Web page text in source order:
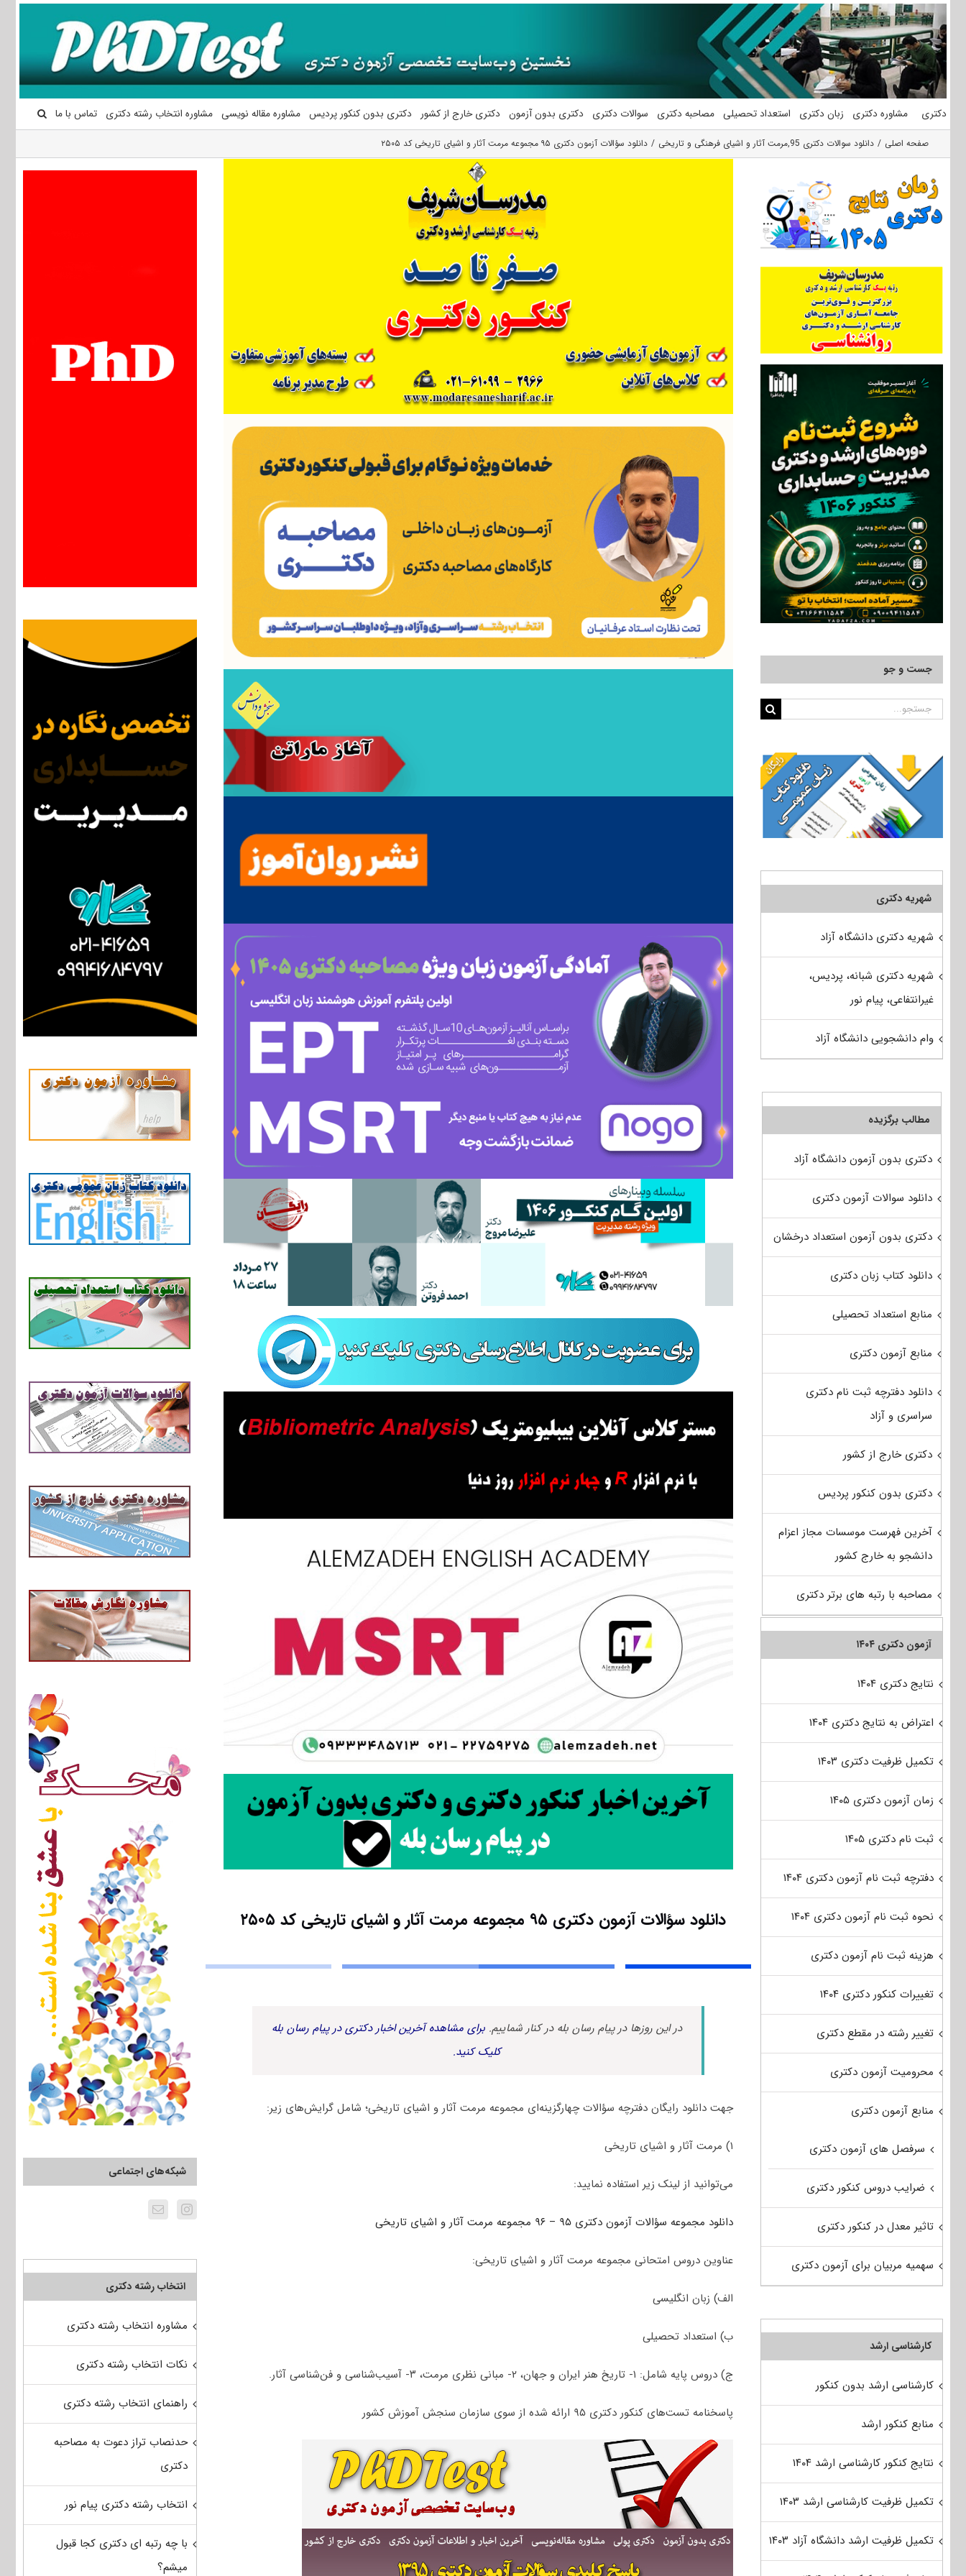
محتوا
دکتری مشاوره دکتری زبان دکتری استعداد تحصیلی مصاحبه دکتری سوالات دکتری دکتری بدون آزمون دکتری خارج از کشور دکتری بدون کنکور پردیس مشاوره مقاله نویسی مشاوره انتخاب رشته دکتری تماس با ما
صفحه اصلی دانلود سوالات دکتری 95 ,مرمت آثار و اشیای فرهنگی و تاریخی دانلود سؤالات آزمون دکتری ۹۵ مجموعه مرمت آثار و اشیای تاریخی کد ۲۵۰۵
دانلود سؤالات آزمون دکتری ۹۵ مجموعه مرمت آثار و اشیای تاریخی کد ۲۵۰۵
در این روزها در پیام رسان بله در کنار شماییم. برای مشاهده آخرین اخبار دکتری در پیام رسان بله
کلیک کنید.
جهت دانلود رایگان دفترچه سؤالات چهارگزینه‌ای مجموعه مرمت آثار و اشیای تاریخی؛ شامل گرایش‌های زیر:
۱) مرمت آثار و اشیای تاریخی
می‌توانید از لینک زیر استفاده نمایید:
دانلود مجموعه سؤالات آزمون دکتری ۹۵ – ۹۶ مجموعه مرمت آثار و اشیای تاریخی
عناوین دروس امتحانی مجموعه مرمت آثار و اشیای تاریخی:
الف) زبان انگلیسی
ب) استعداد تحصیلی
ج) دروس پایه شامل: ۱- تاریخ هنر ایران و جهان، ۲- مبانی نظری مرمت، ۳- آسیب‌شناسی و فن‌شناسی آثار.
پاسخنامه تست‌های کنکور دکتری ۹۵ ارائه شده از سوی سازمان سنجش آموزش کشور
شبکه‌های اجتماعی
انتخاب رشته دکتری
مشاوره انتخاب رشته دکتری
نکات انتخاب رشته دکتری
راهنمای انتخاب رشته دکتری
حدنصاب تراز دعوت به مصاحبه
دکتری
انتخاب رشته دکتری پیام نور
با چه رتبه ای دکتری کجا قبول
میشم؟
جست و جو
جستجو
شهریه دکتری
شهریه دکتری دانشگاه آزاد
شهریه دکتری شبانه، پردیس،
غیرانتفاعی، پیام نور
وام دانشجویی دانشگاه آزاد
مطالب برگزیده
دکتری بدون آزمون دانشگاه آزاد
دانلود سوالات آزمون دکتری
دکتری بدون آزمون استعداد درخشان
دانلود کتاب زبان دکتری
منابع استعداد تحصیلی
منابع آزمون دکتری
دانلود دفترچه ثبت نام دکتری
سراسری و آزاد
دکتری خارج از کشور
دکتری بدون کنکور پردیس
آخرین فهرست موسسات مجاز اعزام
دانشجو به خارج کشور
مصاحبه با رتبه های برتر دکتری
آزمون دکتری ۱۴۰۴
نتایج دکتری ۱۴۰۴
اعتراض به نتایج دکتری ۱۴۰۴
تکمیل ظرفیت دکتری ۱۴۰۳
زمان آزمون دکتری ۱۴۰۵
ثبت نام دکتری ۱۴۰۵
دفترچه ثبت نام آزمون دکتری ۱۴۰۴
نحوه ثبت نام آزمون دکتری ۱۴۰۴
هزینه ثبت نام آزمون دکتری
تغییرات کنکور دکتری ۱۴۰۴
تغییر رشته در مقطع دکتری
محرومیت آزمون دکتری
منابع آزمون دکتری
سرفصل های آزمون دکتری
ضرایب دروس کنکور دکتری
تاثیر معدل در کنکور دکتری
سهمیه مربیان برای آزمون دکتری
کارشناسی ارشد
کارشناسی ارشد بدون کنکور
منابع کنکور ارشد
نتایج کنکور کارشناسی ارشد ۱۴۰۴
تکمیل ظرفیت کارشناسی ارشد ۱۴۰۳
تکمیل ظرفیت ارشد دانشگاه آزاد ۱۴۰۳